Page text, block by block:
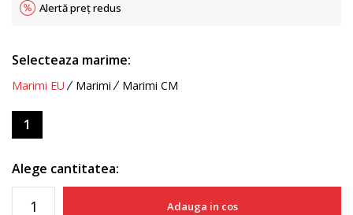
Alertă preț redus
Selecteaza marime:
Marimi EU Marimi Marimi CM
1
Alege cantitatea:
Adauga in cos